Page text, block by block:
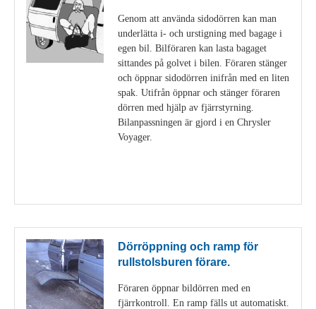
Genom att använda sidodörren kan man
underlätta i- och urstigning med bagage i
egen bil. Bilföraren kan lasta bagaget
sittandes på golvet i bilen. Föraren stänger
och öppnar sidodörren inifrån med en liten
spak. Utifrån öppnar och stänger föraren
dörren med hjälp av fjärrstyrning.
Bilanpassningen är gjord i en Chrysler
Voyager.
Dörröppning och ramp för
rullstolsburen förare.
Föraren öppnar bildörren med en
fjärrkontroll. En ramp fälls ut automatiskt.